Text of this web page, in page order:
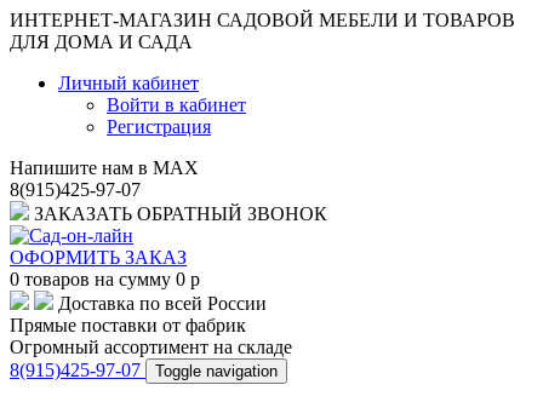
ИНТЕРНЕТ-МАГАЗИН САДОВОЙ МЕБЕЛИ И ТОВАРОВ
ДЛЯ ДОМА И САДА
Личный кабинет
Войти в кабинет
Регистрация
Напишите нам в MAX
8(915)425-97-07
ЗАКАЗАТЬ ОБРАТНЫЙ ЗВОНОК
ОФОРМИТЬ ЗАКАЗ
0 товаров на сумму 0 p
Доставка по всей России
Прямые поставки от фабрик
Огромный ассортимент на складе
8(915)425-97-07
Toggle navigation